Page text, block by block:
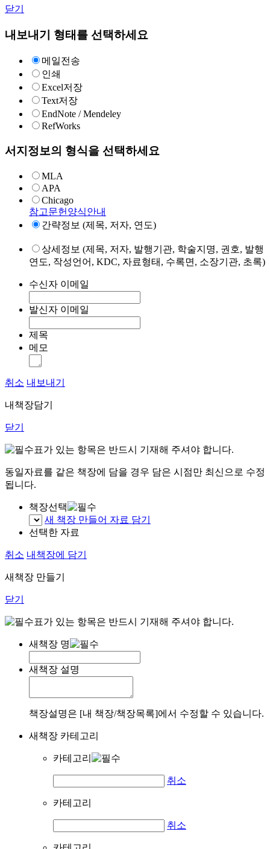
닫기
내보내기 형태를 선택하세요
메일전송
인쇄
Excel저장
Text저장
EndNote / Mendeley
RefWorks
서지정보의 형식을 선택하세요
MLA
APA
Chicago
참고문헌양식안내
간략정보 (제목, 저자, 연도)
상세정보 (제목, 저자, 발행기관, 학술지명, 권호, 발행
연도, 작성언어, KDC, 자료형태, 수록면, 소장기관, 초록)
수신자 이메일
발신자 이메일
제목
메모
취소 내보내기
내책장담기
닫기
표가 있는 항목은 반드시 기재해 주셔야 합니다.
동일자료를 같은 책장에 담을 경우 담은 시점만 최신으로 수정
됩니다.
책장선택
새 책장 만들어 자료 담기
선택한 자료
취소 내책장에 담기
새책장 만들기
닫기
표가 있는 항목은 반드시 기재해 주셔야 합니다.
새책장 명
새책장 설명
책장설명은 [내 책장/책장목록]에서 수정할 수 있습니다.
새책장 카테고리
카테고리
취소
카테고리
취소